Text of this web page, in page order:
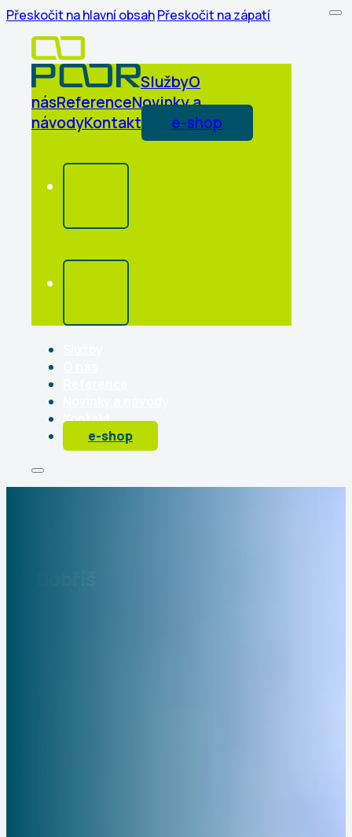
Přeskočit na hlavní obsahPřeskočit na zápatí
SlužbyO
násReferenceNovinky a
návodyKontakt e-shop
Kontakt
e-shop